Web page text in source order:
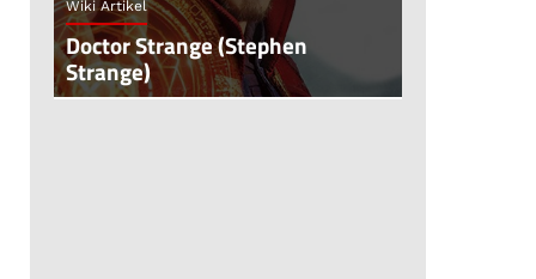
Wiki Artikel
Doctor Strange (Stephen
Strange)